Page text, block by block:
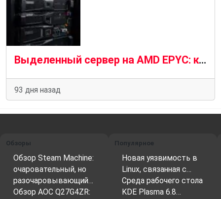
Выделенный сервер на AMD EPYC: когда dedicated выгоднее облачного VPS
93 дня назад
Обзоры
Обзор Steam Machine:
очаровательный, но
разочаровывающий…
Обзор AOC Q27G4ZR:
Популярное
Новая уязвимость в
Linux, связанная с…
Среда рабочего стола
KDE Plasma 6.8…